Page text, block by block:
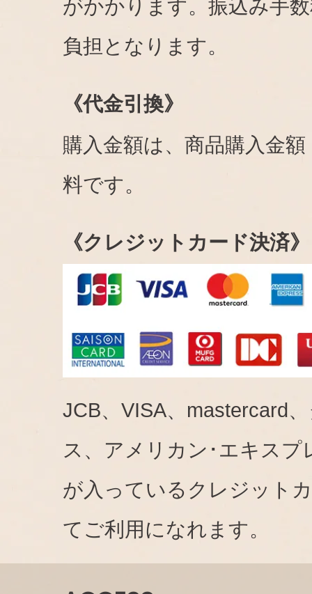
がかかります。振込み手
負担となります。
《代金引換》
購入金額は、商品購入金
料です。
《クレジットカード決済》
JCB、VISA、mastercard
ス、アメリカン･エキスプ
が入っているクレジット
てご利用になれます。